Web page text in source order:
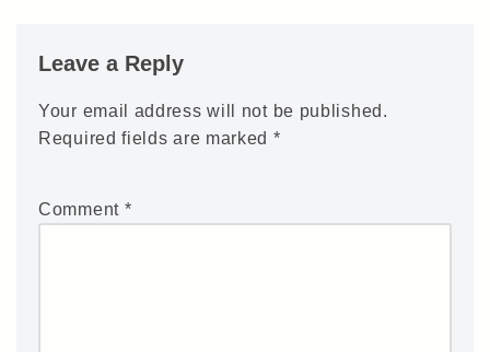
Leave a Reply
Your email address will not be published.
Required fields are marked *
Comment *